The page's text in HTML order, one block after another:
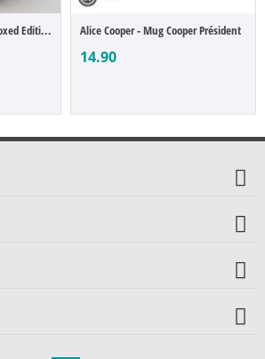
Alice Cooper Tubbz PVC Boxed Edition 10 cm Alice Cooper - Mug Cooper Président
14.90